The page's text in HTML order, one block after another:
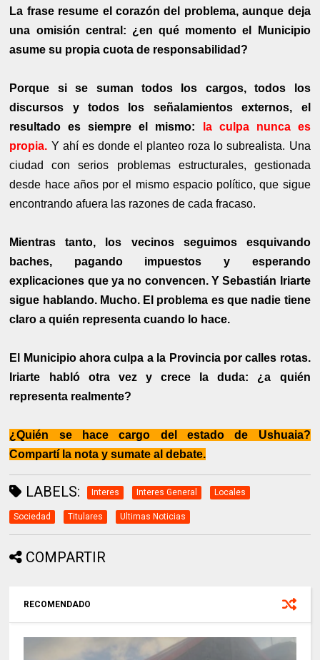
La frase resume el corazón del problema, aunque deja
una omisión central: ¿en qué momento el Municipio
asume su propia cuota de responsabilidad?
Porque si se suman todos los cargos, todos los
discursos y todos los señalamientos externos, el
resultado es siempre el mismo:
la culpa nunca es
propia. Y ahí es donde el planteo roza lo subrealista. Una
ciudad con serios problemas estructurales, gestionada
desde hace años por el mismo espacio político, que sigue
encontrando afuera las razones de cada fracaso.
Mientras tanto, los vecinos seguimos esquivando
baches, pagando impuestos y esperando
explicaciones que ya no convencen. Y Sebastián Iriarte
sigue hablando. Mucho. El problema es que nadie tiene
claro a quién representa cuando lo hace.
El Municipio ahora culpa a la Provincia por calles rotas.
Iriarte habló otra vez y crece la duda: ¿a quién
representa realmente?
¿Quién se hace cargo del estado de Ushuaia?
Compartí la nota y sumate al debate.
LABELS: Interes Interes General Locales
Sociedad Titulares Ultimas Noticias
COMPARTIR
RECOMENDADO